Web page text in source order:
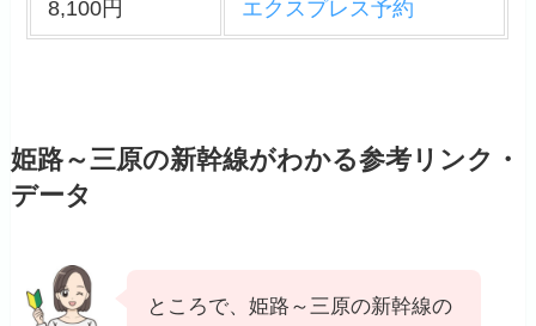
8,100円 エクスプレス予約
姫路～三原の新幹線がわかる参考リンク・
データ
ところで、姫路～三原の新幹線の